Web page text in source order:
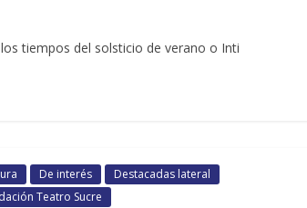
tiempos del solsticio de verano o Inti
De interés
Destacadas lateral
Teatro Sucre